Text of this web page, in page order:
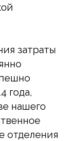
затраты
года,
нашего
отделения